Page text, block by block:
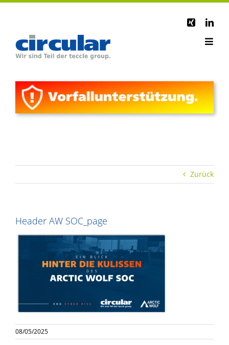
Zum
Home
Services
Karriere
Kontakt
Zurück
Header AW SOC_page
08/05/2025